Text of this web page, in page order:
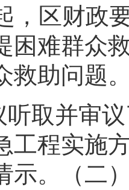
，区财政
困难群众
救助问题
听取并审
工程实施
示。（二